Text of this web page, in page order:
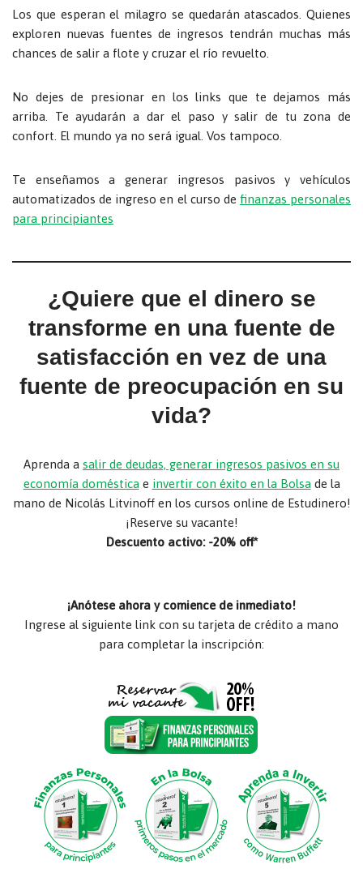
Los que esperan el milagro se quedarán atascados. Quienes
exploren nuevas fuentes de ingresos tendrán muchas más
chances de salir a flote y cruzar el río revuelto.
No dejes de presionar en los links que te dejamos más
arriba. Te ayudarán a dar el paso y salir de tu zona de
confort. El mundo ya no será igual. Vos tampoco.
Te enseñamos a generar ingresos pasivos y vehículos
automatizados de ingreso en el curso de finanzas personales
para principiantes
¿Quiere que el dinero se
transforme en una fuente de
satisfacción en vez de una
fuente de preocupación en su
vida?
Aprenda a salir de deudas, generar ingresos pasivos en su
economía doméstica e invertir con éxito en la Bolsa de la
mano de Nicolás Litvinoff en los cursos online de Estudinero!
¡Reserve su vacante!
Descuento activo: -20% off*
¡Anótese ahora y comience de inmediato!
Ingrese al siguiente link con su tarjeta de crédito a mano
para completar la inscripción: